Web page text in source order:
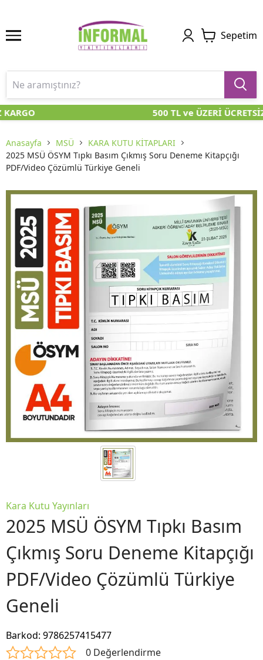
Sepetim
500 TL ve ÜZERİ
Anasayfa MSÜ
KARA KUTU KİTAPLARI
2025 MSÜ ÖSYM Tıpkı Basım Çıkmış Soru Deneme Kitapçığı
PDF/Video Çözümlü Türkiye Geneli
Kara Kutu Yayınları
2025 MSÜ ÖSYM Tıpkı Basım
Çıkmış Soru Deneme Kitapçığı
PDF/Video Çözümlü Türkiye
Geneli
Barkod: 9786257415477
0 Değerlendirme